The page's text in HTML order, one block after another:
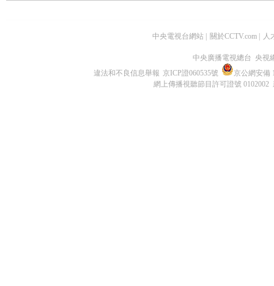
中央電視台網站 關於CCTV.com 人
中央廣播電視總台 央視
違法和不良信息舉報 京ICP證060535號
京公網安備
網上傳播視聽節目許可證號 0102002